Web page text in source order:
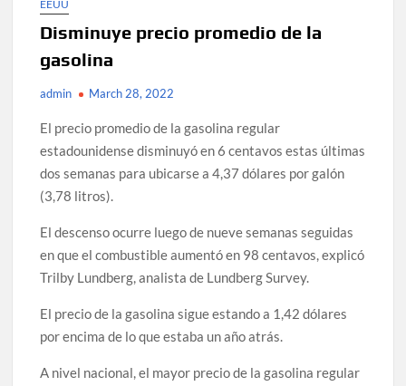
EEUU
Disminuye precio promedio de la
gasolina
admin March 28, 2022
El precio promedio de la gasolina regular
estadounidense disminuyó en 6 centavos estas últimas
dos semanas para ubicarse a 4,37 dólares por galón
(3,78 litros).
El descenso ocurre luego de nueve semanas seguidas
en que el combustible aumentó en 98 centavos, explicó
Trilby Lundberg, analista de Lundberg Survey.
El precio de la gasolina sigue estando a 1,42 dólares
por encima de lo que estaba un año atrás.
A nivel nacional, el mayor precio de la gasolina regular